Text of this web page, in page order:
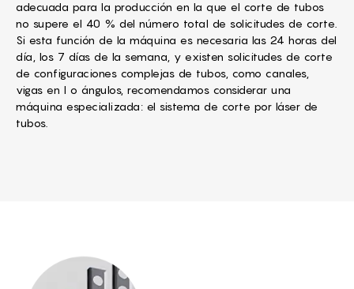
adecuada para la producción en la que el corte de tubos
no supere el 40 % del número total de solicitudes de corte.
Si esta función de la máquina es necesaria las 24 horas del
día, los 7 días de la semana, y existen solicitudes de corte
de configuraciones complejas de tubos, como canales,
vigas en I o ángulos, recomendamos considerar una
máquina especializada: el sistema de corte por láser de
tubos.
The machine frame is the